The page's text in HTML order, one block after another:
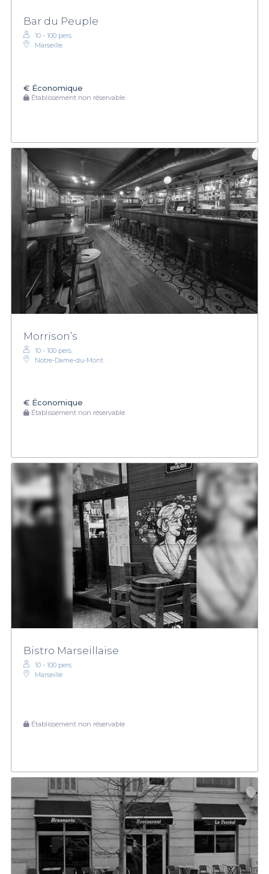
Bar du Peuple
10 - 100 pers.
Marseille
€ Économique
Établissement non réservable
Morrison’s
10 - 100 pers.
Notre-Dame-du-Mont
€ Économique
Établissement non réservable
Bistro Marseillaise
10 - 100 pers.
Marseille
Établissement non réservable